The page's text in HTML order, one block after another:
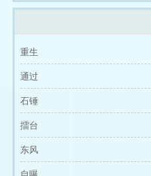
重生
通过
石锤
擂台
东风